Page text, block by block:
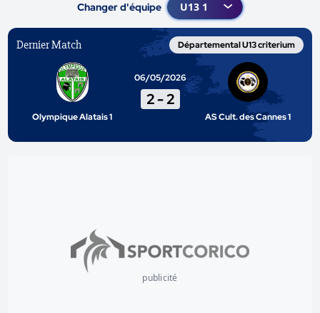
Changer d'équipe
Dernier Match Départemental U13 criterium
Olympique Alatais 1
06/05/2026
2- 2
AS Cult. des Cannes 1
publicité